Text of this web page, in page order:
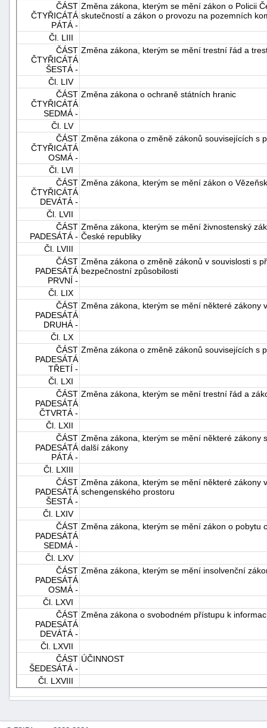
ČÁST
ČTYŘICÁTÁ
PÁTÁ -
Změna zákona, kterým se mění zákon o Policii
skutečností a zákon o provozu na pozemních
Čl. LIII
ČÁST
ČTYŘICÁTÁ
ŠESTÁ -
Změna zákona, kterým se mění trestní řád a
Čl. LIV
ČÁST
ČTYŘICÁTÁ
SEDMÁ -
Změna zákona o ochraně státních hranic
Čl. LV
ČÁST
ČTYŘICÁTÁ
OSMÁ -
Změna zákona o změně zákonů souvisejících s
Čl. LVI
ČÁST
ČTYŘICÁTÁ
DEVÁTÁ -
Změna zákona, kterým se mění zákon o
Čl. LVII
ČÁST
PADESÁTÁ -
Změna zákona, kterým se mění živnostenský
České republiky
Čl. LVIII
ČÁST
PADESÁTÁ
PRVNÍ -
Změna zákona o změně zákonů v souvislosti s
bezpečnostní způsobilosti
Čl. LIX
ČÁST
PADESÁTÁ
DRUHÁ -
Změna zákona, kterým se mění některé zákony
Čl. LX
ČÁST
PADESÁTÁ
TŘETÍ -
Změna zákona o změně zákonů souvisejících s
Čl. LXI
ČÁST
PADESÁTÁ
ČTVRTÁ -
Změna zákona, kterým se mění trestní řád a
Čl. LXII
ČÁST
PADESÁTÁ
PÁTÁ -
Změna zákona, kterým se mění některé zákony
další zákony
Čl. LXIII
ČÁST
PADESÁTÁ
ŠESTÁ -
Změna zákona, kterým se mění některé zákony
schengenského prostoru
Čl. LXIV
ČÁST
PADESÁTÁ
SEDMÁ -
Změna zákona, kterým se mění zákon o pobytu
Čl. LXV
ČÁST
PADESÁTÁ
OSMÁ -
Změna zákona, kterým se mění insolvenční
Čl. LXVI
ČÁST
PADESÁTÁ
DEVÁTÁ -
Změna zákona o svobodném přístupu k
Čl. LXVII
ČÁST
ŠEDESÁTÁ -
ÚČINNOST
Čl. LXVIII